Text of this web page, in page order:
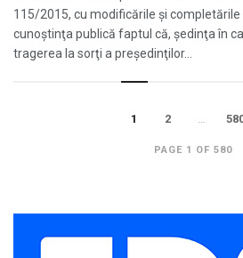
115/2015, cu modificările şi
cunoştinţa publică faptul că, şedinţa în
tragerea la sorţi a preşedinţilor...
PAGE 1 OF 580
1 2 …